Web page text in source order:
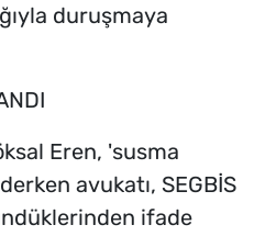
duruşmaya
Eren, 'susma
avukatı, SEGBİS
ifade